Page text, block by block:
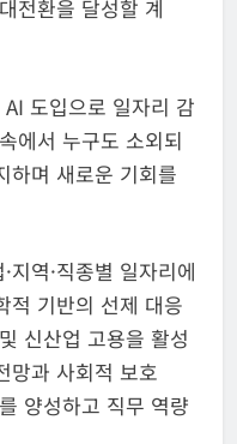
전환을 달성할 계
도입으로 일자리 감
에서 누구도 소외되
하며 새로운 기회를
지역·직종별 일자리에
적 기반의 선제 대응
신산업 고용을 활성
망과 사회적 보호
양성하고 직무 역량